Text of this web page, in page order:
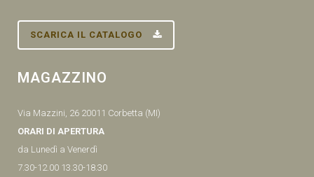
SCARICA IL CATALOGO
MAGAZZINO
Via Mazzini, 26 20011 Corbetta (MI)
ORARI DI APERTURA
da Lunedì a Venerdì
7.30-12.00 13.30-18.30